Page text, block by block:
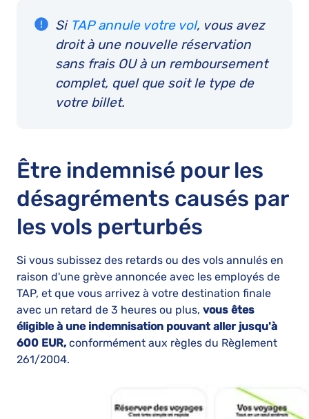
Si TAP annule votre vol, vous avez
droit à une nouvelle réservation
sans frais OU à un remboursement
complet, quel que soit le type de
votre billet.
Être indemnisé pour les
désagréments causés par
les vols perturbés
Si vous subissez des retards ou des vols annulés en
raison d'une grève annoncée avec les employés de
TAP, et que vous arrivez à votre destination finale
avec un retard de 3 heures ou plus, vous êtes
éligible à une indemnisation pouvant aller jusqu'à
600 EUR, conformément aux règles du Règlement
261/2004.